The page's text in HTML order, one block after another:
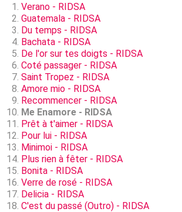
Verano - RIDSA
Guatemala - RIDSA
Du temps - RIDSA
Bachata - RIDSA
De l'or sur tes doigts - RIDSA
Coté passager - RIDSA
Saint Tropez - RIDSA
Amore mio - RIDSA
Recommencer - RIDSA
Me Enamore - RIDSA
Prêt à t'aimer - RIDSA
Pour lui - RIDSA
Minimoi - RIDSA
Plus rien à fêter - RIDSA
Bonita - RIDSA
Verre de rosé - RIDSA
Delicia - RIDSA
C'est du passé (Outro) - RIDSA